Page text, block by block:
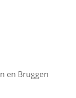
en Bruggen